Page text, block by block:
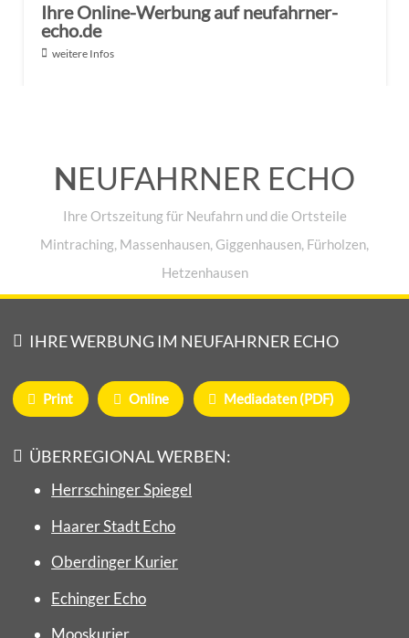
Ihre Online-Werbung auf neufahrner-
echo.de
weitere Infos
NEUFAHRNER ECHO
Ihre Ortszeitung für Neufahrn und die Ortsteile
Mintraching, Massenhausen, Giggenhausen, Fürholzen,
Hetzenhausen
IHRE WERBUNG IM NEUFAHRNER ECHO
Print Online Mediadaten (PDF)
ÜBERREGIONAL WERBEN:
Herrschinger Spiegel
Haarer Stadt Echo
Oberdinger Kurier
Echinger Echo
Mooskurier